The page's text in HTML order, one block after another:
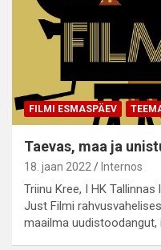
FILMI ESMASPÄEV
Taevas, maa ja
18. jaan 2022 Internos
Triinu Kree, I HK
Just Filmi
maailma uudistoodangut,